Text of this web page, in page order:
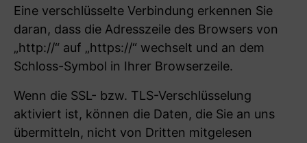
Eine verschlüsselte Verbindung erkennen Sie
daran, dass die Adresszeile des Browsers von
„http://“ auf „https://“ wechselt und an dem
Schloss-Symbol in Ihrer Browserzeile.
Wenn die SSL- bzw. TLS-Verschlüsselung
aktiviert ist, können die Daten, die Sie an uns
übermitteln, nicht von Dritten mitgelesen